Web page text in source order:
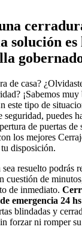
solución
de casa?
¡Sabemos
este tipo de
seguridad, puedes
de puertas de
los mejores
disposición.
resuelto podrás
cuestión de
de inmediato.
emergencia 24 hs
blindadas y
forzar ni romper